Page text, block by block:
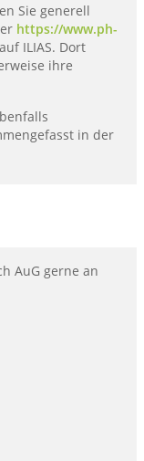
Sie generell
https://www.ph-
ILIAS. Dort
ihre
in der
AuG gerne an